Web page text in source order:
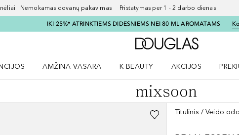
Nemokamas dovanų pakavimas Pristatymas per 1 - 2 darbo dienas
IKI 25%* ATRINKTIEMS DIDESNIEMS NEI 80 ML AROMATAMS
Į Douglas
AMŽINA VASARA
K-BEAUTY
AKCIJOS
Titulinis Veido